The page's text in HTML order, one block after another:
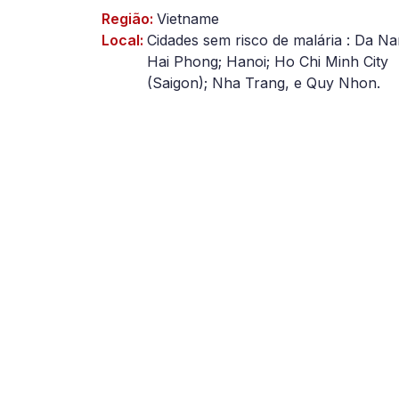
2023-Região: Vietname
Local: Cidades sem risco de malária : Da
Hai Phong; Hanoi; Ho Chi Minh City
(Saigon); Nha Trang, e Quy Nhon.